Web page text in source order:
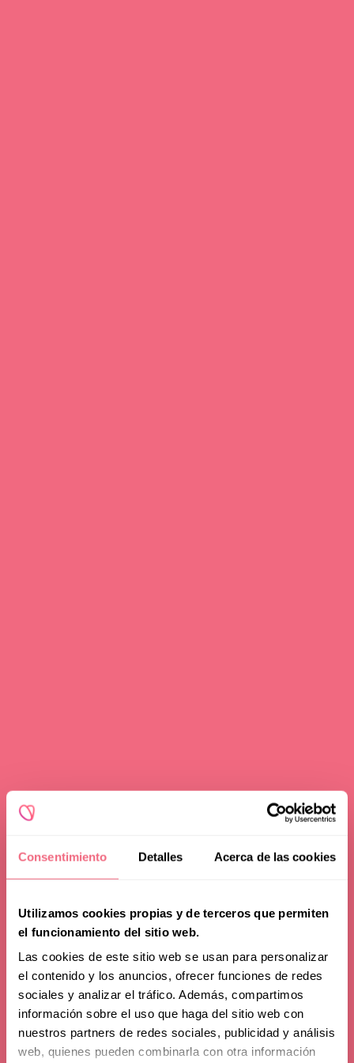
Consentimiento Detalles Acerca de las cookies
Utilizamos cookies propias y de terceros que permiten
el funcionamiento del sitio web.
Las cookies de este sitio web se usan para personalizar
el contenido y los anuncios, ofrecer funciones de redes
sociales y analizar el tráfico. Además, compartimos
información sobre el uso que haga del sitio web con
nuestros partners de redes sociales, publicidad y análisis
web, quienes pueden combinarla con otra información